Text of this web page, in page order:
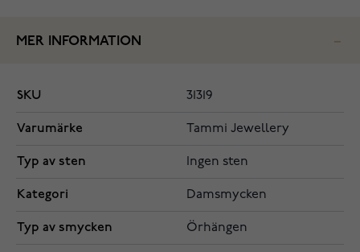
MER INFORMATION
SKU 31319
Varumärke Tammi Jewellery
Typ av sten Ingen sten
Kategori Damsmycken
Typ av smycken Örhängen